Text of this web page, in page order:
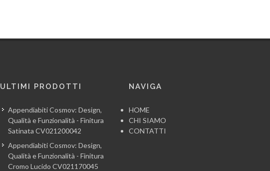
ULTIMI PRODOTTI
Appendiabiti Cosmov: Design,
Qualità e Funzionalità - Finitura
Satinata CV021200042
Appendiabiti Cosmov: Design,
Qualità e Funzionalità - Finitura
Cromo Lucido CV021170045
NAVIGA
HOME
CHI SIAMO
CONTATTI